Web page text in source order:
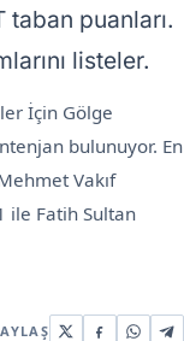
puanları.
listeler.
İçin Gölge
bulunuyor. En
Vakıf
ile Fatih Sultan